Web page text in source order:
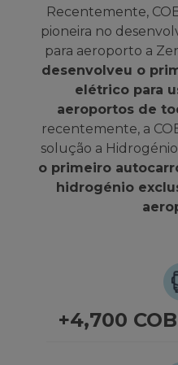
Recentemente,
pioneira no
para aeroporto a
desenvolveu o
elétrico para
aeroportos de
recentemente, a
solução a
o primeiro
hidrogénio
+4,700